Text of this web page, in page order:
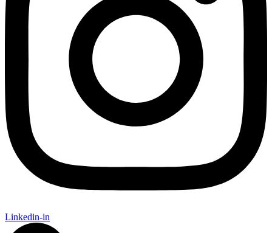
Linkedin-in